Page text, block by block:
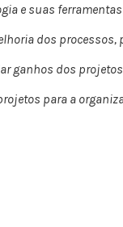
e suas
dos
ganhos dos
para a